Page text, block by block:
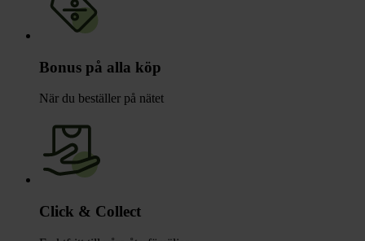
Bonus på alla köp
När du beställer på nätet
Click & Collect